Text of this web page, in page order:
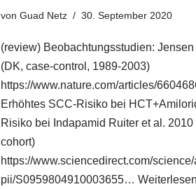
von Guad Netz 30. September 2020
(review) Beobachtungsstudien:
(DK, case-control, 1989-2003)
https://www.nature.com/articles/
Erhöhtes SCC-Risiko bei
Risiko bei Indapamid Ruiter et al. 2010
cohort)
https://www.sciencedirect.com/
pii/S0959804910003655…